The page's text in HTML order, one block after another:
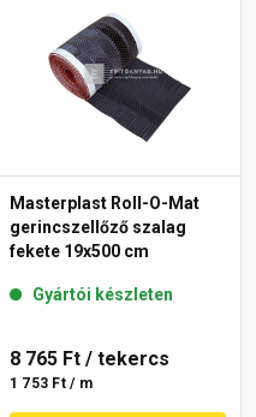
Masterplast Roll-O-Mat
gerincszellőző szalag
fekete 19x500 cm
Gyártói készleten
8 765 Ft / tekercs
1 753 Ft / m